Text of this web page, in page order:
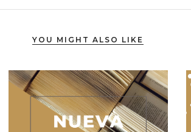
YOU MIGHT ALSO LIKE